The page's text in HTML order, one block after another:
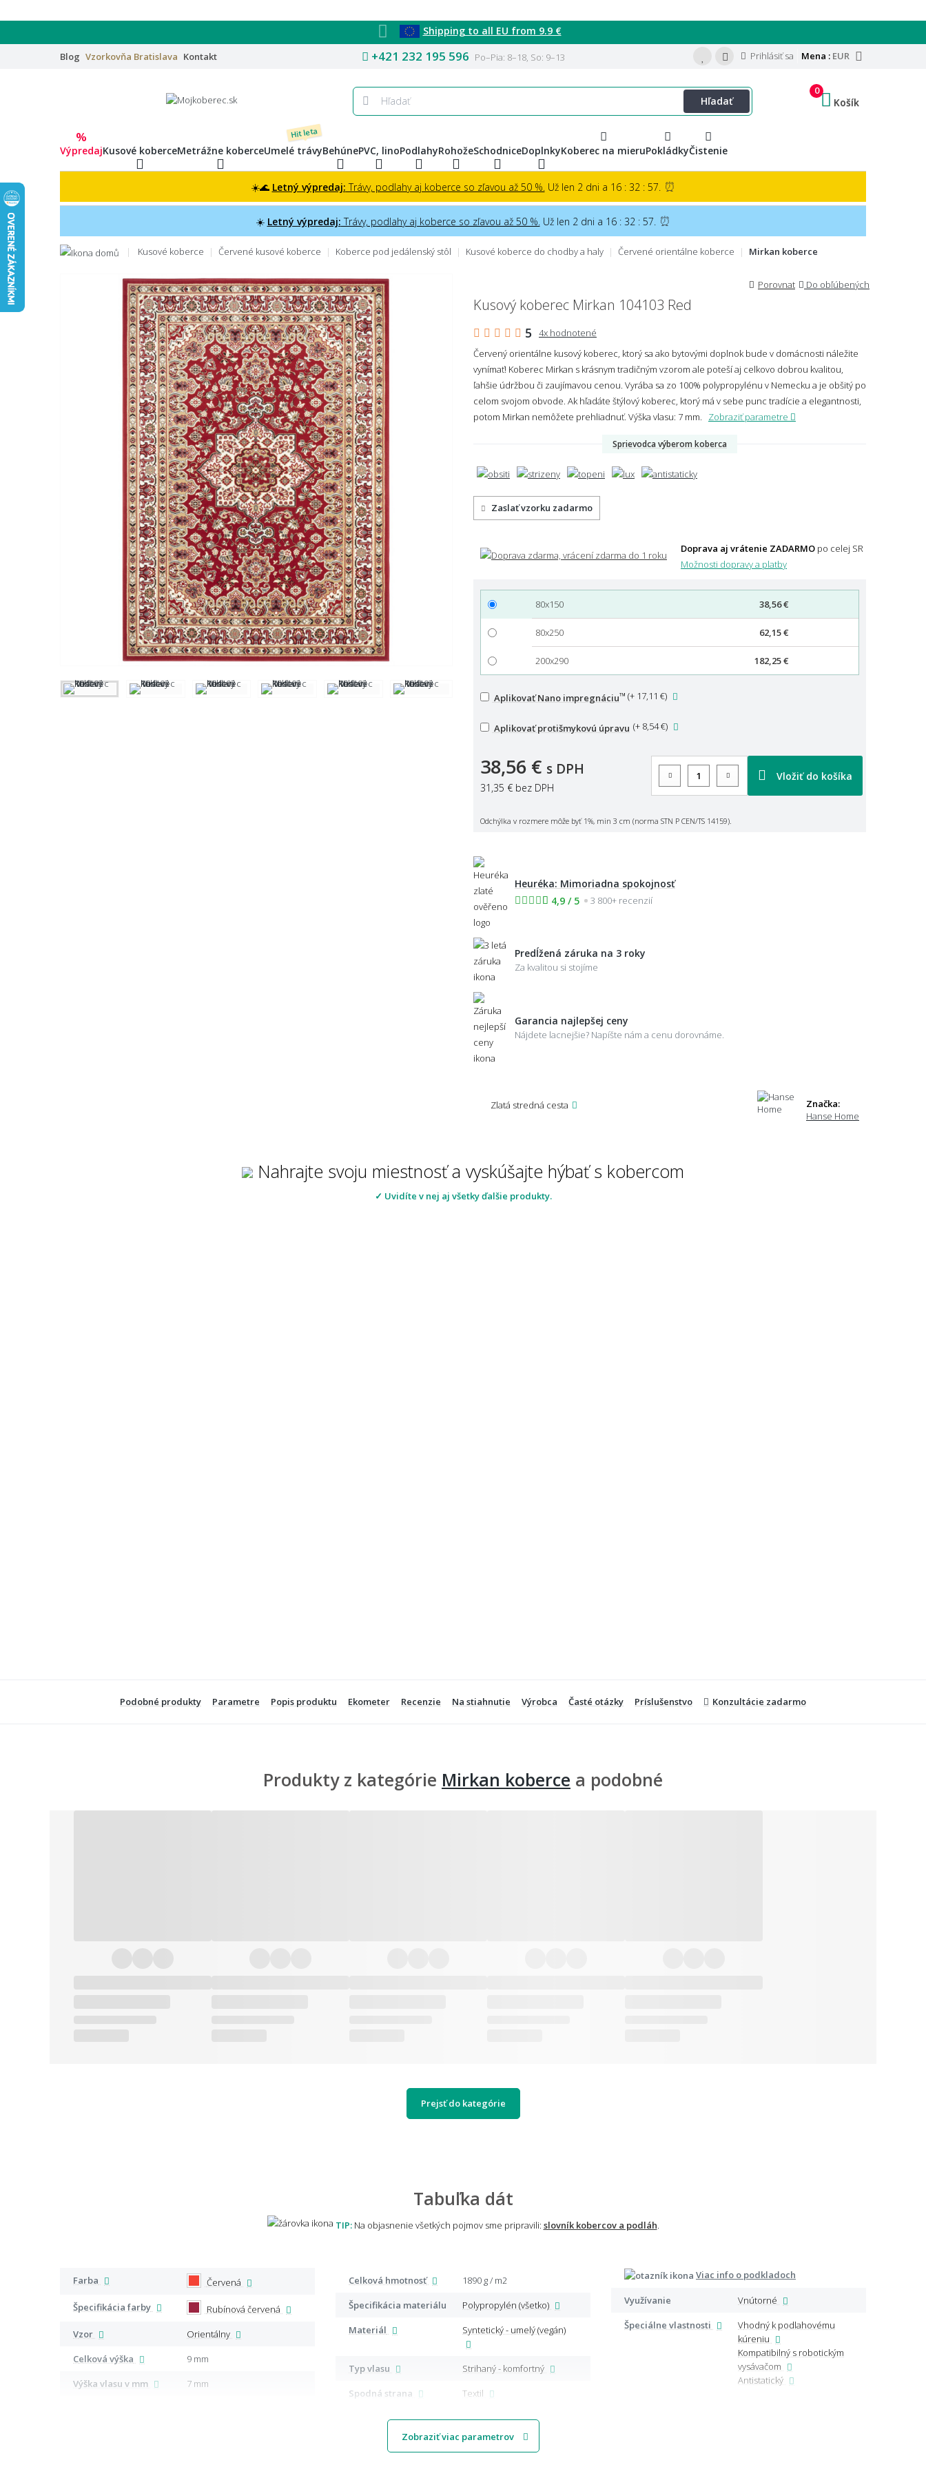
Shipping to all EU from 9.9 €
Blog Vzorkovňa Bratislava Kontakt +421 232 195 596 Po–Pia: 8–18, So: 9–13 Mena : EUR
Prihlásiť sa
Hľadať
0
Košík
%
VýpredajKusové koberceMetrážne koberce
Hit leta
Umelé trávyBehúnePVC, linoPodlahyRohožeSchodniceDoplnkyKoberec na mieruPokládkyČistenie
☀️🌊 Letný výpredaj: Trávy, podlahy aj koberce so zľavou až 50 %. Už len 2 dni a 16 : 32 : 56. ⏰
☀️ Letný výpredaj: Trávy, podlahy aj koberce so zľavou až 50 %. Už len 2 dni a 16 : 32 : 56. ⏰
Kusové koberce Červené kusové koberce Koberce pod jedálenský stôl Kusové koberce do chodby a haly Červené orientálne koberce Mirkan koberce
Porovnat Do obľúbených
Kusový koberec Mirkan 104103 Red
5
4x hodnotené
Červený orientálne kusový koberec, ktorý sa ako bytovými doplnok bude v domácnosti náležite
vynímať! Koberec Mirkan s krásnym tradičným vzorom ale poteší aj celkovo dobrou kvalitou,
ľahšie údržbou či zaujímavou cenou. Vyrába sa zo 100% polypropylénu v Nemecku a je obšitý po
celom svojom obvode. Ak hľadáte štýlový koberec, ktorý má v sebe punc tradície a elegantnosti,
potom Mirkan nemôžete prehliadnuť. Výška vlasu: 7 mm. Zobraziť parametre
Sprievodca výberom koberca
Zaslať vzorku zadarmo
Doprava aj vrátenie ZADARMO po celej SR
Možnosti dopravy a platby
80x150 38,56 €
80x250 62,15 €
200x290 182,25 €
Aplikovať Nano impregnáciu™ (+ 17,11 €)
Aplikovať protišmykovú úpravu (+ 8,54 €)
38,56 € s DPH
31,35 € bez DPH
Vložiť do košíka
Odchýlka v rozmere môže byť 1%, min 3 cm (norma STN P CEN/TS 14159).
Heuréka: Mimoriadna spokojnosť
4,9 / 5
3 800+ recenzií
Predĺžená záruka na 3 roky
Za kvalitou si stojíme
Garancia najlepšej ceny
Nájdete lacnejšie? Napíšte nám a cenu dorovnáme.
Zlatá stredná cesta
Značka:
Hanse Home
Nahrajte svoju miestnosť a vyskúšajte hýbať s kobercom
✓ Uvidíte v nej aj všetky ďalšie produkty.
Podobné produkty Parametre Popis produktu Ekometer Recenzie Na stiahnutie Výrobca Časté otázky Príslušenstvo Konzultácie zadarmo
Produkty z kategórie Mirkan koberce a podobné
Prejsť do kategórie
Tabuľka dát
TIP:Na objasnenie všetkých pojmov sme pripravili: slovník kobercov a podláh
Farba
Červená
Špecifikácia farby
Rubínová červená
Vzor
Orientálny
Celková výška
9 mm
Výška vlasu v mm
7 mm
Celková hmotnosť
1890 g / m2
Špecifikácia materiálu
Polypropylén (všetko)
Materiál
Syntetický - umelý (vegán)
Typ vlasu
Strihaný - komfortný
Spodná strana
Textil
Viac info o podkladoch
Využívanie
Vnútorné
Špeciálne vlastnosti
Vhodný k podlahovému
kúreniu
Kompatibilný s robotickým
vysávačom
Antistatický
Zobraziť viac parametrov